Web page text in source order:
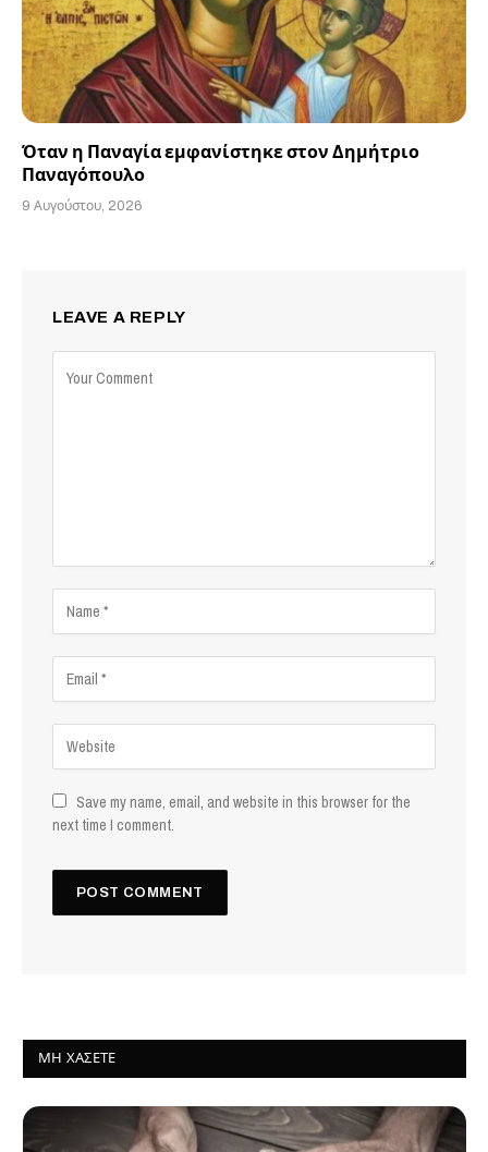
Όταν η Παναγία εμφανίστηκε στον Δημήτριο
Παναγόπουλο
9 Αυγούστου, 2026
LEAVE A REPLY
Save my name, email, and website in this browser for the
next time I comment.
ΜΗ ΧΆΣΕΤΕ